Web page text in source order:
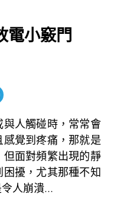
電小竅門
人觸碰時，常常會
感覺到疼痛，那就是
面對頻繁出現的靜
擾，尤其那種不知
令人崩潰…